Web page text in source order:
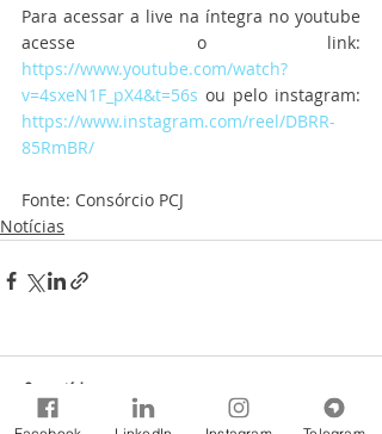
Para acessar a live na íntegra no youtube
https://www.youtube.com/watch?
v=4sxeN1F_pX4&t=56s
https://www.instagram.com/reel/DBRR-
85RmBR/
Fonte: Consórcio PCJ
Notícias
Comentários